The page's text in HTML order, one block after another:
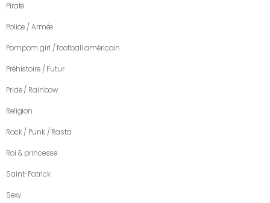
Pirate
Police / Armée
Pompom girl / football américain
Préhistoire / Futur
Pride / Rainbow
Religion
Rock / Punk / Rasta
Roi & princesse
Saint-Patrick
Sexy